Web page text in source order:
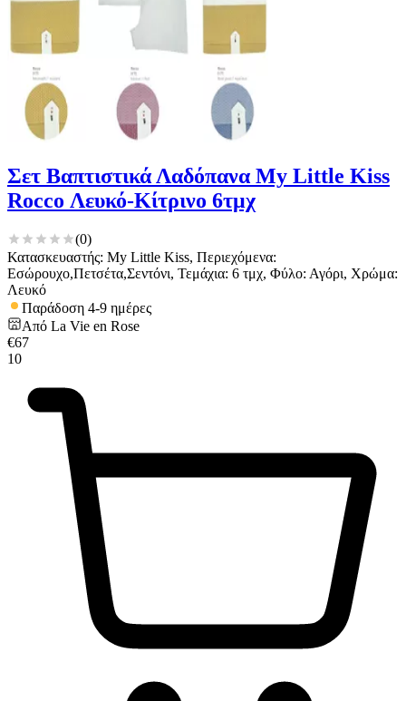
Σετ Βαπτιστικά Λαδόπανα My Little Kiss
Rocco Λευκό-Κίτρινο 6τμχ
(0)
Κατασκευαστής: My Little Kiss, Περιεχόμενα:
Εσώρουχο,Πετσέτα,Σεντόνι, Τεμάχια: 6 τμχ, Φύλο: Αγόρι, Χρώμα:
Λευκό
Παράδοση 4-9 ημέρες
Από La Vie en Rose
€67
10